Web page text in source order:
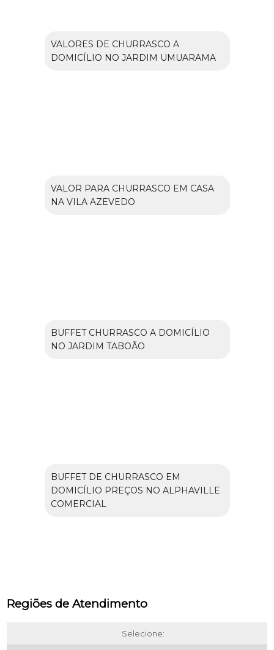
VALORES DE CHURRASCO A
DOMICÍLIO NO JARDIM UMUARAMA
VALOR PARA CHURRASCO EM CASA
NA VILA AZEVEDO
BUFFET CHURRASCO A DOMICÍLIO
NO JARDIM TABOÃO
BUFFET DE CHURRASCO EM
DOMICÍLIO PREÇOS NO ALPHAVILLE
COMERCIAL
Regiões de Atendimento
Selecione: